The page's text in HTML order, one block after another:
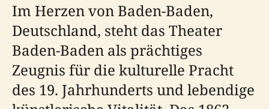
Im Herzen von Baden-Baden,
Deutschland, steht das Theater
Baden-Baden als prächtiges
Zeugnis für die kulturelle Pracht
des 19. Jahrhunderts und lebendige